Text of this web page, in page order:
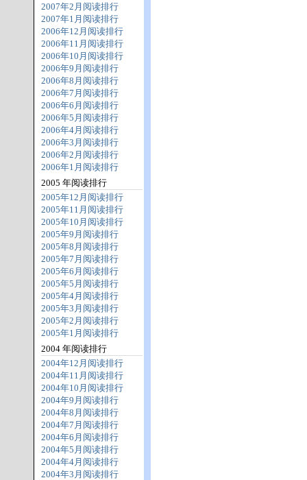
2007年2月阅读排行
2007年1月阅读排行
2006年12月阅读排行
2006年11月阅读排行
2006年10月阅读排行
2006年9月阅读排行
2006年8月阅读排行
2006年7月阅读排行
2006年6月阅读排行
2006年5月阅读排行
2006年4月阅读排行
2006年3月阅读排行
2006年2月阅读排行
2006年1月阅读排行
2005 年阅读排行
2005年12月阅读排行
2005年11月阅读排行
2005年10月阅读排行
2005年9月阅读排行
2005年8月阅读排行
2005年7月阅读排行
2005年6月阅读排行
2005年5月阅读排行
2005年4月阅读排行
2005年3月阅读排行
2005年2月阅读排行
2005年1月阅读排行
2004 年阅读排行
2004年12月阅读排行
2004年11月阅读排行
2004年10月阅读排行
2004年9月阅读排行
2004年8月阅读排行
2004年7月阅读排行
2004年6月阅读排行
2004年5月阅读排行
2004年4月阅读排行
2004年3月阅读排行